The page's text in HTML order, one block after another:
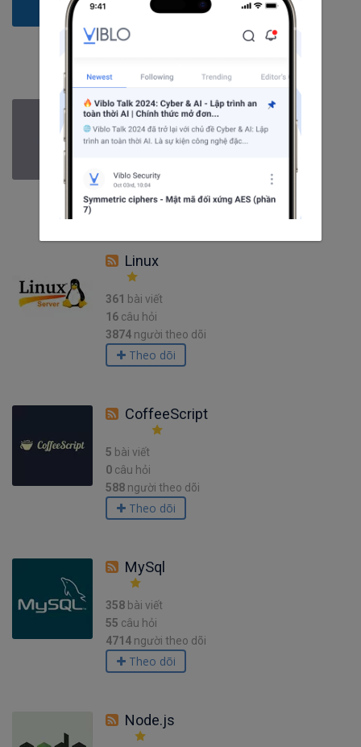
câu hỏi
3146
C
63bài viết
1748người theo dõi
Theo dõi
Linux
361 bài viết
16 câu hỏi
3874 người theo dõi
Theo dõi
CoffeeScript
5 bài viết
0 câu hỏi
588 người theo dõi
Theo dõi
MySql
358 bài viết
55 câu hỏi
4714 người theo dõi
Theo dõi
Node.js